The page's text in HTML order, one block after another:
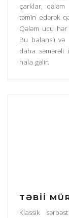
çarklar, qələm
təmin edərək
Qələm ucu hər
Bu balanslı və
daha səmərəli
hala gəlir.
TƏBİİ
Klassik